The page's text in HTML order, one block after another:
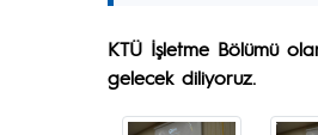
KTÜ İşletme Bölümü
gelecek diliyoruz.